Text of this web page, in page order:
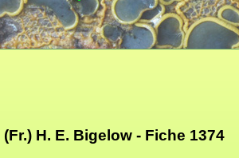
(Fr.) H. E. Bigelow - Fiche 1374